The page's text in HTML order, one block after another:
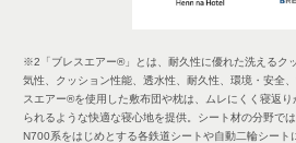
※2「ブレスエアー®」とは、耐久性に優れた洗えるク
気性、クッション性能、透水性、耐久性、環境・安全
スエアー®を使用した敷布団や枕は、ムレにくく寝返
られるような快適な寝心地を提供。シート材の分野で
N700系をはじめとする各鉄道シートや自動二輪シート